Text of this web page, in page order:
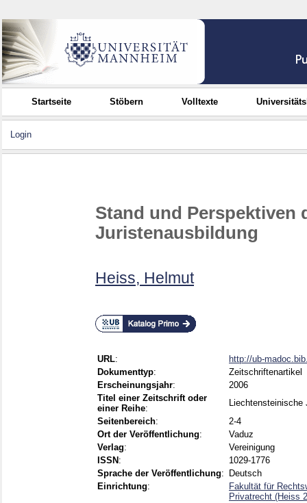
Startseite Stöbern Volltexte
Login
Stand und Perspektiven
Juristenausbildung
Heiss, Helmut
URL:
http://ub-
Dokumenttyp:
Zeitschriftenartikel
Erscheinungsjahr:
2006
Titel einer Zeitschrift oder
einer Reihe:
Seitenbereich:
2-4
Ort der Veröffentlichung:
Vaduz
Verlag:
Vereinigung
ISSN :
1029-1776
Sprache der Veröffentlichung:
Deutsch
Einrichtung:
Fakultät für
Privatrecht (Heiss